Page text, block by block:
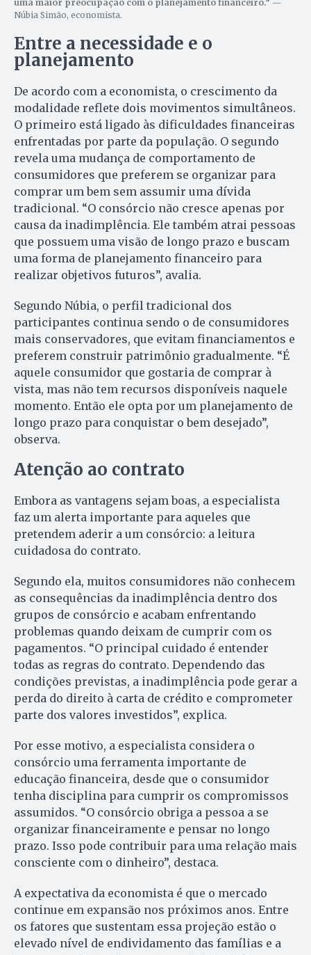
uma maior preocupação com o planejamento financeiro.” —
Núbia Simão, economista.
Entre a necessidade e o
planejamento
De acordo com a economista, o crescimento da
modalidade reflete dois movimentos simultâneos.
O primeiro está ligado às dificuldades financeiras
enfrentadas por parte da população. O segundo
revela uma mudança de comportamento de
consumidores que preferem se organizar para
comprar um bem sem assumir uma dívida
tradicional. “O consórcio não cresce apenas por
causa da inadimplência. Ele também atrai pessoas
que possuem uma visão de longo prazo e buscam
uma forma de planejamento financeiro para
realizar objetivos futuros”, avalia.
Segundo Núbia, o perfil tradicional dos
participantes continua sendo o de consumidores
mais conservadores, que evitam financiamentos e
preferem construir patrimônio gradualmente. “É
aquele consumidor que gostaria de comprar à
vista, mas não tem recursos disponíveis naquele
momento. Então ele opta por um planejamento de
longo prazo para conquistar o bem desejado”,
observa.
Atenção ao contrato
Embora as vantagens sejam boas, a especialista
faz um alerta importante para aqueles que
pretendem aderir a um consórcio: a leitura
cuidadosa do contrato.
Segundo ela, muitos consumidores não conhecem
as consequências da inadimplência dentro dos
grupos de consórcio e acabam enfrentando
problemas quando deixam de cumprir com os
pagamentos. “O principal cuidado é entender
todas as regras do contrato. Dependendo das
condições previstas, a inadimplência pode gerar a
perda do direito à carta de crédito e comprometer
parte dos valores investidos”, explica.
Por esse motivo, a especialista considera o
consórcio uma ferramenta importante de
educação financeira, desde que o consumidor
tenha disciplina para cumprir os compromissos
assumidos. “O consórcio obriga a pessoa a se
organizar financeiramente e pensar no longo
prazo. Isso pode contribuir para uma relação mais
consciente com o dinheiro”, destaca.
A expectativa da economista é que o mercado
continue em expansão nos próximos anos. Entre
os fatores que sustentam essa projeção estão o
elevado nível de endividamento das famílias e a